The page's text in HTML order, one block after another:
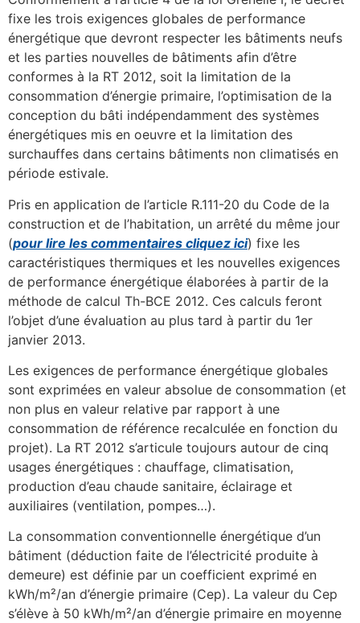
fixe les trois exigences globales de performance
énergétique que devront respecter les bâtiments neufs
et les parties nouvelles de bâtiments afin d’être
conformes à la RT 2012, soit la limitation de la
consommation d’énergie primaire, l’optimisation de la
conception du bâti indépendamment des systèmes
énergétiques mis en oeuvre et la limitation des
surchauffes dans certains bâtiments non climatisés en
période estivale.
Pris en application de l’article R.111-20 du Code de la
construction et de l’habitation, un arrêté du même jour
(pour lire les commentaires cliquez ici) fixe les
caractéristiques thermiques et les nouvelles exigences
de performance énergétique élaborées à partir de la
méthode de calcul Th-BCE 2012. Ces calculs feront
l’objet d’une évaluation au plus tard à partir du 1er
janvier 2013.
Les exigences de performance énergétique globales
sont exprimées en valeur absolue de consommation (et
non plus en valeur relative par rapport à une
consommation de référence recalculée en fonction du
projet). La RT 2012 s’articule toujours autour de cinq
usages énergétiques : chauffage, climatisation,
production d’eau chaude sanitaire, éclairage et
auxiliaires (ventilation, pompes…).
La consommation conventionnelle énergétique d’un
bâtiment (déduction faite de l’électricité produite à
demeure) est définie par un coefficient exprimé en
kWh/m²/an d’énergie primaire (Cep). La valeur du Cep
s’élève à 50 kWh/m²/an d’énergie primaire en moyenne